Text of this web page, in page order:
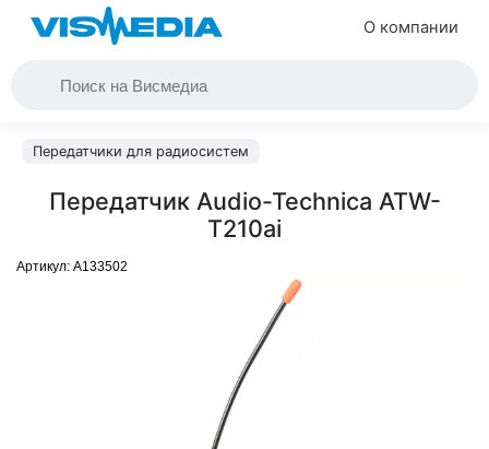
О компании
Передатчики для радиосистем
Передатчик Audio-Technica ATW-
T210ai
Артикул: A133502